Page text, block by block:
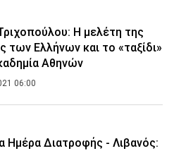
Η μελέτη της
των Ελλήνων και το «ταξίδι»
Αθηνών
06:00
Ημέρα Διατροφής - Λιβανός: